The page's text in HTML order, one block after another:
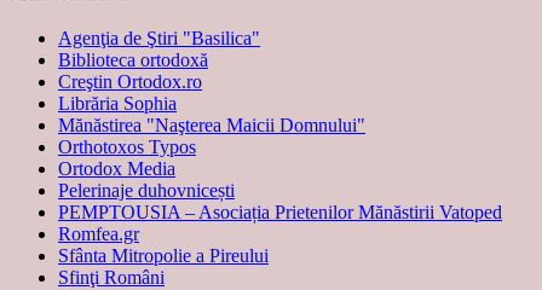
Agenţia de Ştiri "Basilica"
Biblioteca ortodoxă
Creştin Ortodox.ro
Librăria Sophia
Mănăstirea "Naşterea Maicii Domnului"
Orthotoxos Typos
Ortodox Media
Pelerinaje duhovnicești
PEMPTOUSIA – Asociația Prietenilor Mănăstirii Vatoped
Romfea.gr
Sfânta Mitropolie a Pireului
Sfinţi Români